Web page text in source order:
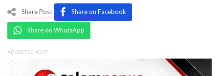
Share Post Share on Facebook
Share on WhatsApp
ADVERTISEMENT